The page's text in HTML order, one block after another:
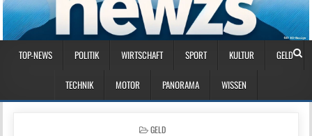
TOP-NEWS POLITIK WIRTSCHAFT SPORT KULTUR GELD
TECHNIK MOTOR PANORAMA WISSEN
POSTED IN
GELD